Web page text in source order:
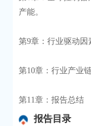
产能。
第9章：行业驱动因
第10章：行业产业
第11章：报告总结
报告目录